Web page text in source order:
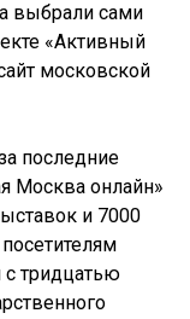
выбрали сами
«Активный
московской
последние
Москва онлайн»
и 7000
с тридцатью